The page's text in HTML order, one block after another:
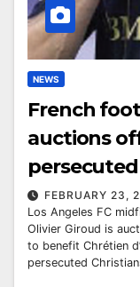
NEWS
French
auctions
FEBRUARY 23,
Los Angeles FC
Olivier Giroud is
to benefit Chrétien
persecuted